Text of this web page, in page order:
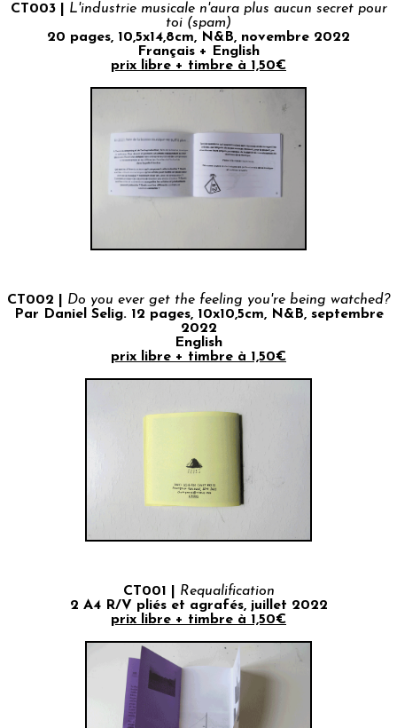
CT003 | L'industrie musicale n'aura plus aucun secret pour
toi (spam)
20 pages, 10,5x14,8cm, N&B, novembre 2022
Français + English
prix libre + timbre à 1,50€
CT002 | Do you ever get the feeling you're being watched?
Par Daniel Selig. 12 pages, 10x10,5cm, N&B, septembre
2022
English
prix libre + timbre à 1,50€
CT001 | Requalification
2 A4 R/V pliés et agrafés, juillet 2022
prix libre + timbre à 1,50€